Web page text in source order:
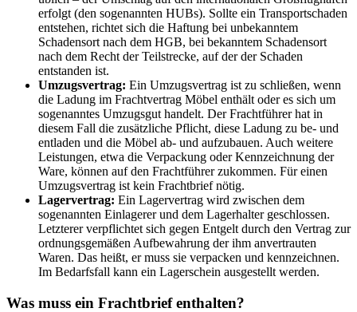
erfolgt (den sogenannten HUBs). Sollte ein Transportschaden
entstehen, richtet sich die Haftung bei unbekanntem
Schadensort nach dem HGB, bei bekanntem Schadensort
nach dem Recht der Teilstrecke, auf der der Schaden
entstanden ist.
Umzugsvertrag: Ein Umzugsvertrag ist zu schließen, wenn
die Ladung im Frachtvertrag Möbel enthält oder es sich um
sogenanntes Umzugsgut handelt. Der Frachtführer hat in
diesem Fall die zusätzliche Pflicht, diese Ladung zu be- und
entladen und die Möbel ab- und aufzubauen. Auch weitere
Leistungen, etwa die Verpackung oder Kennzeichnung der
Ware, können auf den Frachtführer zukommen. Für einen
Umzugsvertrag ist kein Frachtbrief nötig.
Lagervertrag: Ein Lagervertrag wird zwischen dem
sogenannten Einlagerer und dem Lagerhalter geschlossen.
Letzterer verpflichtet sich gegen Entgelt durch den Vertrag zur
ordnungsgemäßen Aufbewahrung der ihm anvertrauten
Waren. Das heißt, er muss sie verpacken und kennzeichnen.
Im Bedarfsfall kann ein Lagerschein ausgestellt werden.
Was muss ein Frachtbrief enthalten?